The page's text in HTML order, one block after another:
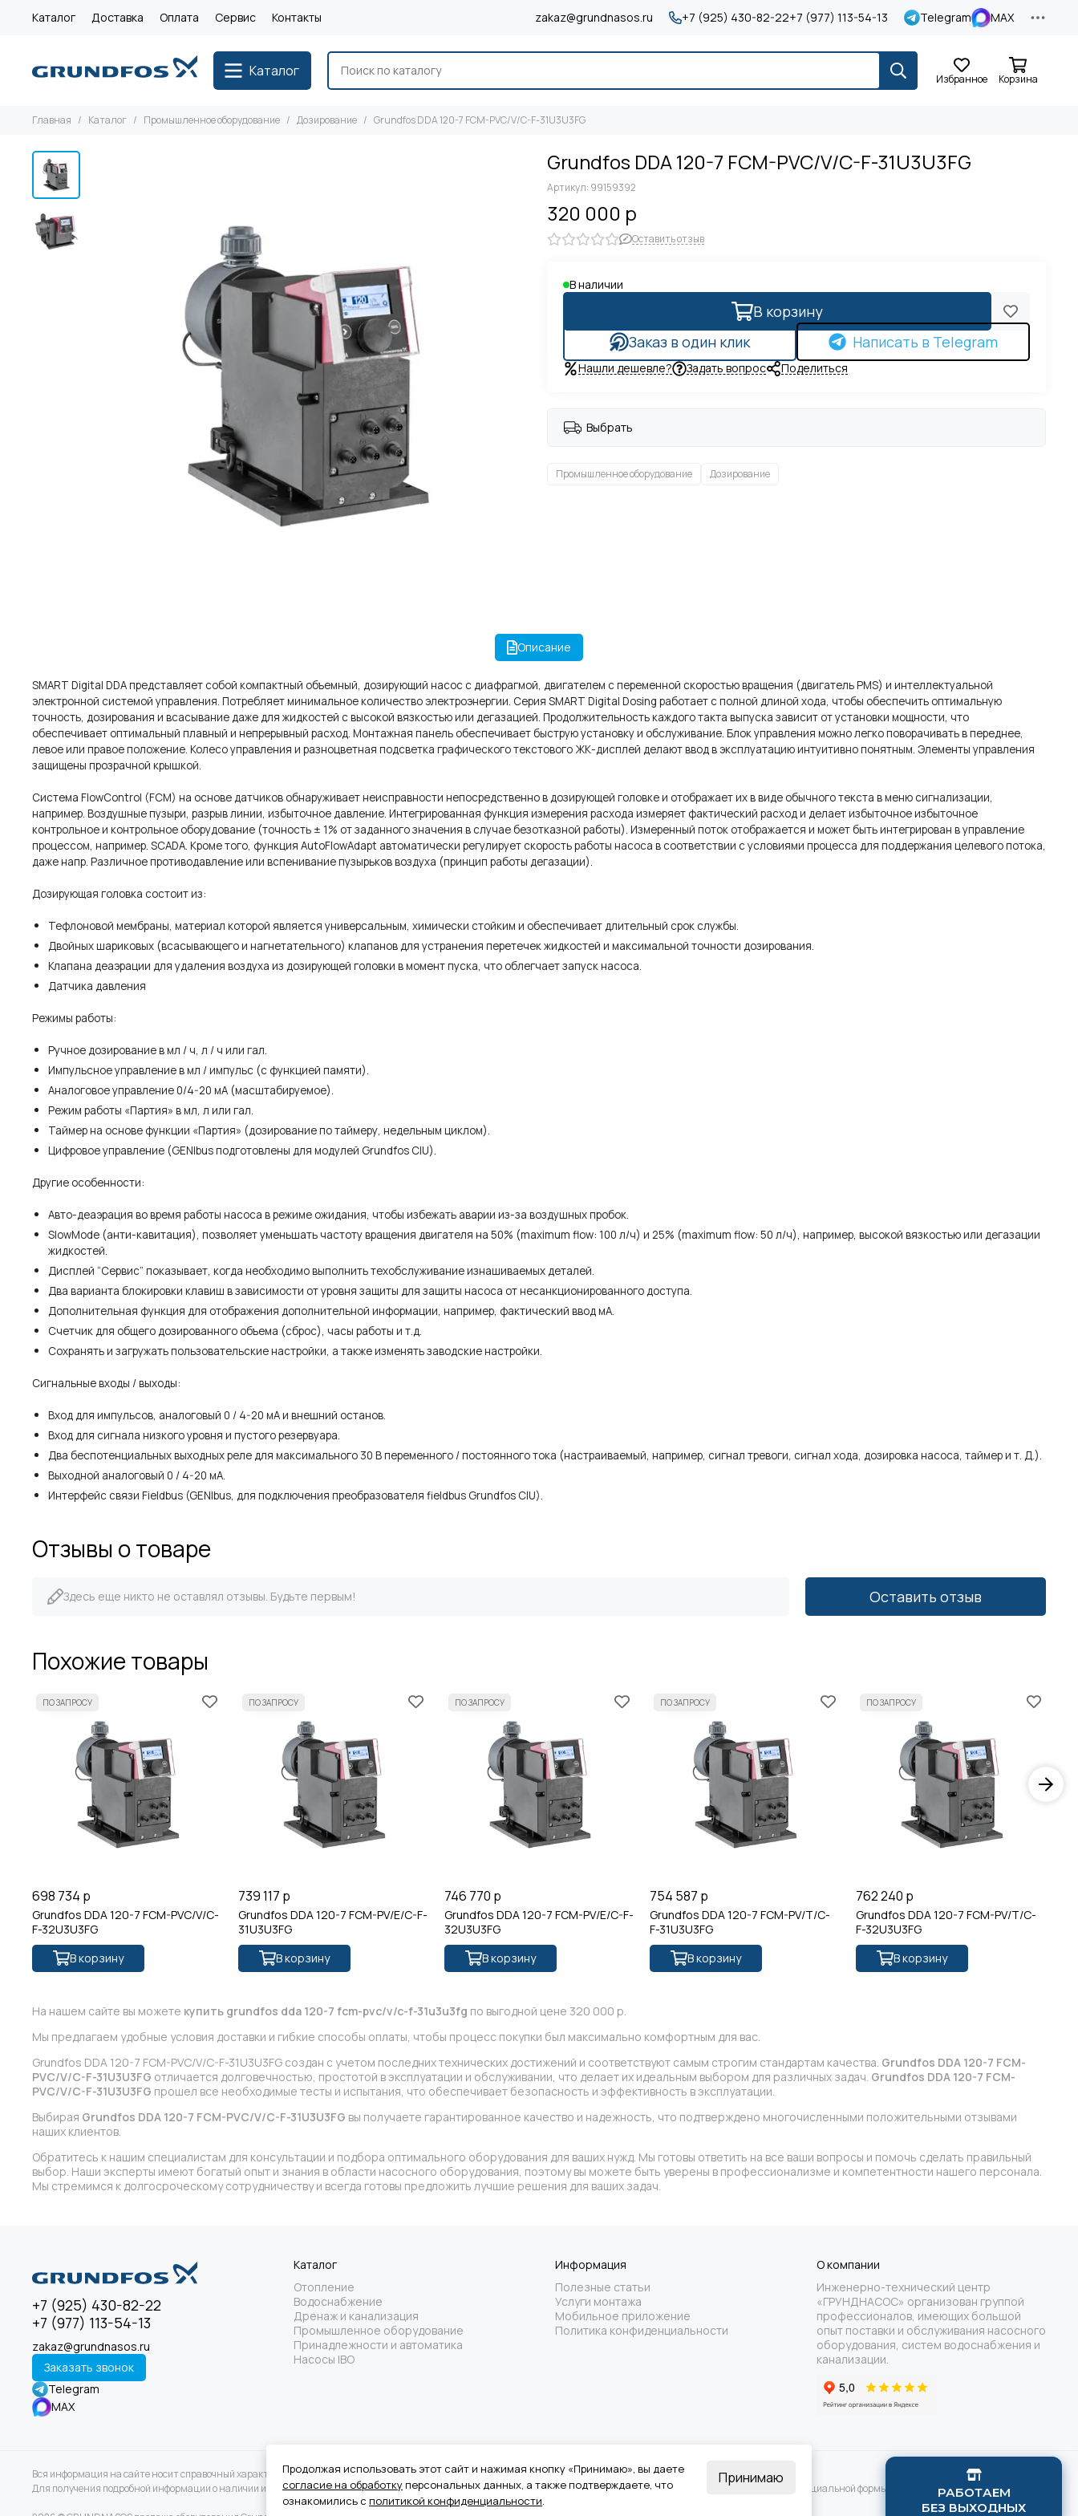
Каталог Доставка Оплата Сервис Контакты zakaz@grundnasos.ru +7 (925) 430-82-22+7 (977) 113-54-13 Telegram MAX
Каталог Избранное Корзина
Главная Каталог Промышленное оборудование Дозирование Grundfos DDA 120-7 FCM-PVC/V/C-F-31U3U3FG
Grundfos DDA 120-7 FCM-PVC/V/C-F-31U3U3FG
Артикул: 99159392
320 000 р
Оставить отзыв
В наличии
В корзину
Заказ в один клик
Написать в Telegram
Нашли дешевле? Задать вопрос Поделиться
Выбрать
Промышленное оборудование Дозирование
Описание
SMART Digital DDA представляет собой компактный объемный, дозирующий насос с диафрагмой, двигателем с переменной скоростью вращения (двигатель PMS) и интеллектуальной
электронной системой управления. Потребляет минимальное количество электроэнергии. Серия SMART Digital Dosing работает с полной длиной хода, чтобы обеспечить оптимальную
точность, дозирования и всасывание даже для жидкостей с высокой вязкостью или дегазацией. Продолжительность каждого такта выпуска зависит от установки мощности, что
обеспечивает оптимальный плавный и непрерывный расход. Монтажная панель обеспечивает быструю установку и обслуживание. Блок управления можно легко поворачивать в переднее,
левое или правое положение. Колесо управления и разноцветная подсветка графического текстового ЖК-дисплей делают ввод в эксплуатацию интуитивно понятным. Элементы управления
защищены прозрачной крышкой.
Система FlowControl (FCM) на основе датчиков обнаруживает неисправности непосредственно в дозирующей головке и отображает их в виде обычного текста в меню сигнализации,
например. Воздушные пузыри, разрыв линии, избыточное давление. Интегрированная функция измерения расхода измеряет фактический расход и делает избыточное избыточное
контрольное и контрольное оборудование (точность ± 1% от заданного значения в случае безотказной работы). Измеренный поток отображается и может быть интегрирован в управление
процессом, например. SCADA. Кроме того, функция AutoFlowAdapt автоматически регулирует скорость работы насоса в соответствии с условиями процесса для поддержания целевого потока,
даже напр. Различное противодавление или вспенивание пузырьков воздуха (принцип работы дегазации).
Дозирующая головка состоит из:
Тефлоновой мембраны, материал которой является универсальным, химически стойким и обеспечивает длительный срок службы.
Двойных шариковых (всасывающего и нагнетательного) клапанов для устранения перетечек жидкостей и максимальной точности дозирования.
Клапана деаэрации для удаления воздуха из дозирующей головки в момент пуска, что облегчает запуск насоса.
Датчика давления
Режимы работы:
Ручное дозирование в мл / ч, л / ч или гал.
Импульсное управление в мл / импульс (с функцией памяти).
Аналоговое управление 0/4-20 мА (масштабируемое).
Режим работы «Партия» в мл, л или гал.
Таймер на основе функции «Партия» (дозирование по таймеру, недельным циклом).
Цифровое управление (GENIbus подготовлены для модулей Grundfos CIU).
Другие особенности:
Авто-деаэрация во время работы насоса в режиме ожидания, чтобы избежать аварии из-за воздушных пробок.
SlowMode (анти-кавитация), позволяет уменьшать частоту вращения двигателя на 50% (maximum flow: 100 л/ч) и 25% (maximum flow: 50 л/ч), например, высокой вязкостью или дегазации
жидкостей.
Дисплей “Сервис” показывает, когда необходимо выполнить техобслуживание изнашиваемых деталей.
Два варианта блокировки клавиш в зависимости от уровня защиты для защиты насоса от несанкционированного доступа.
Дополнительная функция для отображения дополнительной информации, например, фактический ввод мА.
Счетчик для общего дозированного объема (сброс), часы работы и т.д.
Сохранять и загружать пользовательские настройки, а также изменять заводские настройки.
Сигнальные входы / выходы:
Вход для импульсов, аналоговый 0 / 4-20 мА и внешний останов.
Вход для сигнала низкого уровня и пустого резервуара.
Два беспотенциальных выходных реле для максимального 30 В переменного / постоянного тока (настраиваемый, например, сигнал тревоги, сигнал хода, дозировка насоса, таймер и т. Д.).
Выходной аналоговый 0 / 4-20 мА.
Интерфейс связи Fieldbus (GENIbus, для подключения преобразователя fieldbus Grundfos CIU).
Отзывы о товаре
Здесь еще никто не оставлял отзывы. Будьте первым! Оставить отзыв
Похожие товары
698 734 р
Grundfos DDA 120-7 FCM-PVC/V/C-
F-32U3U3FG
В корзину
739 117 р
Grundfos DDA 120-7 FCM-PV/E/C-F-
31U3U3FG
В корзину
746 770 р
Grundfos DDA 120-7 FCM-PV/E/C-F-
32U3U3FG
В корзину
754 587 р
Grundfos DDA 120-7 FCM-PV/T/C-
F-31U3U3FG
В корзину
762 240 р
Grundfos DDA 120-7 FCM-PV/T/C-
F-32U3U3FG
В корзину
На нашем сайте вы можете купить grundfos dda 120-7 fcm-pvc/v/c-f-31u3u3fg по выгодной цене 320 000 р.
Мы предлагаем удобные условия доставки и гибкие способы оплаты, чтобы процесс покупки был максимально комфортным для вас.
Grundfos DDA 120-7 FCM-PVC/V/C-F-31U3U3FG создан с учетом последних технических достижений и соответствуют самым строгим стандартам качества. Grundfos DDA 120-7 FCM-
PVC/V/C-F-31U3U3FG отличается долговечностью, простотой в эксплуатации и обслуживании, что делает их идеальным выбором для различных задач. Grundfos DDA 120-7 FCM-
PVC/V/C-F-31U3U3FG прошел все необходимые тесты и испытания, что обеспечивает безопасность и эффективность в эксплуатации.
Выбирая Grundfos DDA 120-7 FCM-PVC/V/C-F-31U3U3FG вы получаете гарантированное качество и надежность, что подтверждено многочисленными положительными отзывами
наших клиентов.
Обратитесь к нашим специалистам для консультации и подбора оптимального оборудования для ваших нужд. Мы готовы ответить на все ваши вопросы и помочь сделать правильный
выбор. Наши эксперты имеют богатый опыт и знания в области насосного оборудования, поэтому вы можете быть уверены в профессионализме и компетентности нашего персонала.
Мы стремимся к долгосроческому сотрудничеству и всегда готовы предложить лучшие решения для ваших задач.
+7 (925) 430-82-22
+7 (977) 113-54-13
zakaz@grundnasos.ru
Заказать звонок
Telegram
MAX
Каталог
Отопление
Водоснабжение
Дренаж и канализация
Промышленное оборудование
Принадлежности и автоматика
Насосы IBO
Информация
Полезные статьи
Услуги монтажа
Мобильное приложение
Политика конфиденциальности
О компании
Инженерно-технический центр
«ГРУНДНАСОС» организован группой
профессионалов, имеющих большой
опыт поставки и обслуживания насосного
оборудования, систем водоснабжения и
канализации.
Вся информация на сайте носит справочный характер и не является публичной офертой.
Для получения подробной информации о наличии и стоимости указанных товаров или услуг обращайтесь к менеджерам отдела клиентского обслуживания с помощью специальной формы связи или по телефону.
РАБОТАЕМ
БЕЗ ВЫХОДНЫХ
Продолжая использовать этот сайт и нажимая кнопку «Принимаю», вы даете
согласие на обработкуперсональных данных, а также подтверждаете, что
ознакомились с политикой конфиденциальности.
Принимаю